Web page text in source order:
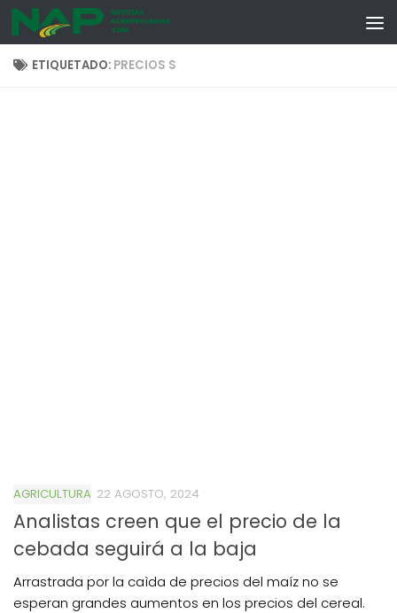
Skip to content
ETIQUETADO: PRECIOS S
AGRICULTURA 22 AGOSTO, 2024
Analistas creen que el precio de la
cebada seguirá a la baja
Arrastrada por la caìda de precios del maíz no se
esperan grandes aumentos en los precios del cereal.